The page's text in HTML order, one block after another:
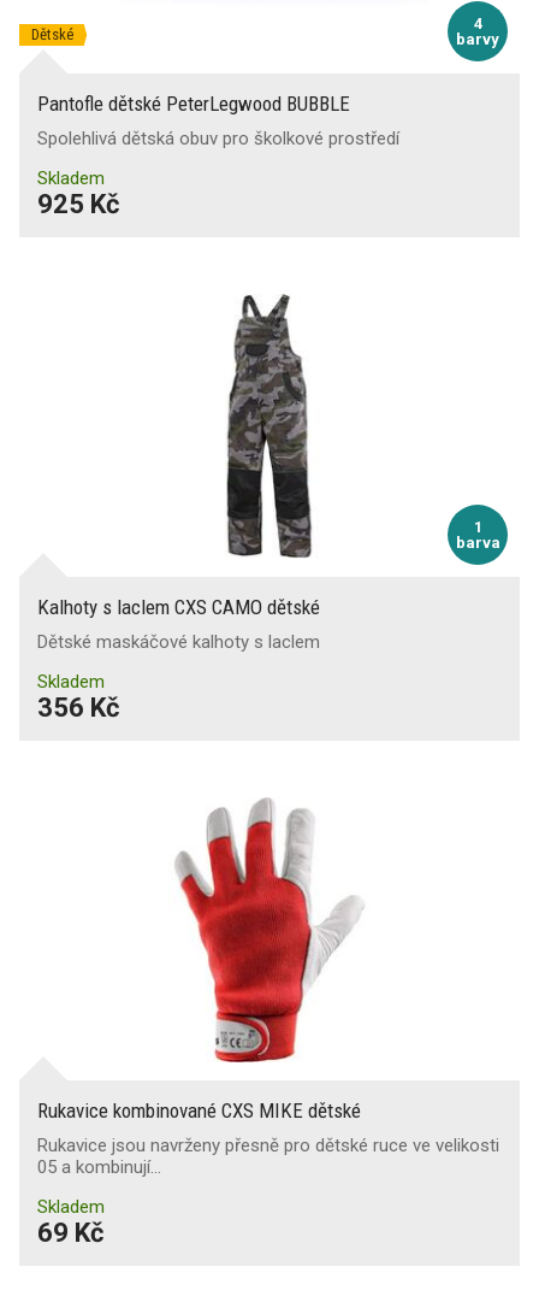
4
barvy
Dětské
Pantofle dětské PeterLegwood BUBBLE
Spolehlivá dětská obuv pro školkové prostředí
Skladem
925 Kč
1
barva
Kalhoty s laclem CXS CAMO dětské
Dětské maskáčové kalhoty s laclem
Skladem
356 Kč
Rukavice kombinované CXS MIKE dětské
Rukavice jsou navrženy přesně pro dětské ruce ve velikosti
05 a kombinují…
Skladem
69 Kč